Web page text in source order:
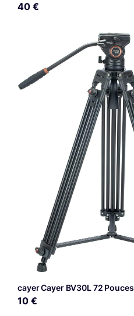
40 €
cayer Cayer BV30L 72 Pouces
10 €